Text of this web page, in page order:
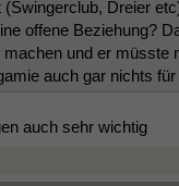
Dreier
offene Beziehung?
und er müsste
auch gar nichts für
auch sehr wichtig